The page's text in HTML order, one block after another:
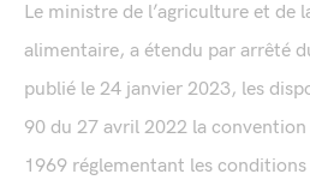
Le ministre de l’agriculture et de
alimentaire, a étendu par arrêté
publié le 24 janvier 2023, les
90 du 27 avril 2022 la
1969 réglementant les